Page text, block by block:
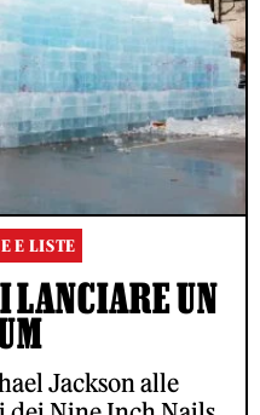
E LISTE
LANCIARE UN
Jackson alle